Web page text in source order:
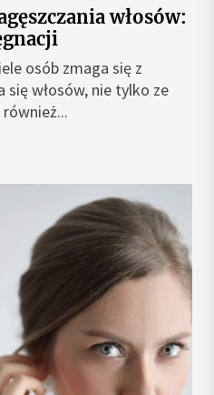
włosów:
osób zmaga się z
się włosów, nie tylko ze